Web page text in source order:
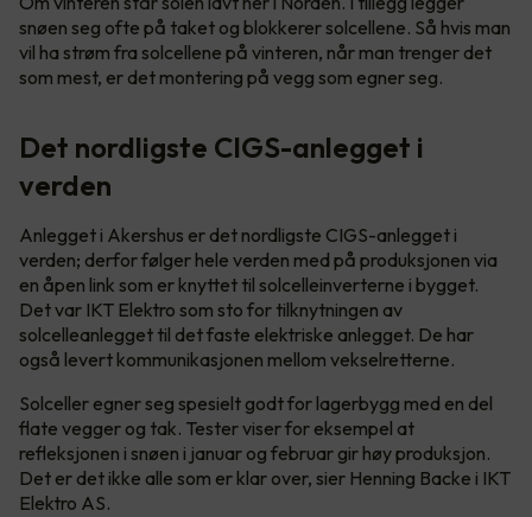
snøen seg ofte på taket og blokkerer solcellene. Så hvis man
vil ha strøm fra solcellene på vinteren, når man trenger det
som mest, er det montering på vegg som egner seg.
Det nordligste CIGS-anlegget i
verden
Anlegget i Akershus er det nordligste CIGS-anlegget i
verden; derfor følger hele verden med på produksjonen via
en åpen link som er knyttet til solcelleinverterne i bygget.
Det var IKT Elektro som sto for tilknytningen av
solcelleanlegget til det faste elektriske anlegget. De har
også levert kommunikasjonen mellom vekselretterne.
Solceller egner seg spesielt godt for lagerbygg med en del
flate vegger og tak. Tester viser for eksempel at
refleksjonen i snøen i januar og februar gir høy produksjon.
Det er det ikke alle som er klar over, sier Henning Backe i IKT
Elektro AS.